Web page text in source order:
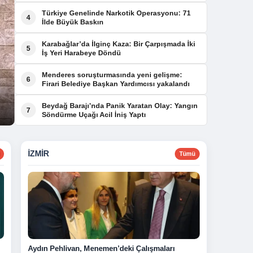
4
Türkiye Genelinde Narkotik Operasyonu: 71
İlde Büyük Baskın
5
Karabağlar’da İlginç Kaza: Bir Çarpışmada İki
İş Yeri Harabeye Döndü
6
Menderes soruşturmasında yeni gelişme:
Firari Belediye Başkan Yardımcısı yakalandı
7
Beydağ Barajı’nda Panik Yaratan Olay: Yangın
Söndürme Uçağı Acil İniş Yaptı
İZMIR Tümü
Aydın Pehlivan, Menemen’deki Çalışmaları